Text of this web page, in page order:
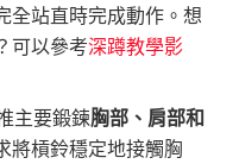
全站直時完成動作。想
可以參考深蹲教學影
主要鍛鍊胸部、肩部和
將槓鈴穩定地接觸胸